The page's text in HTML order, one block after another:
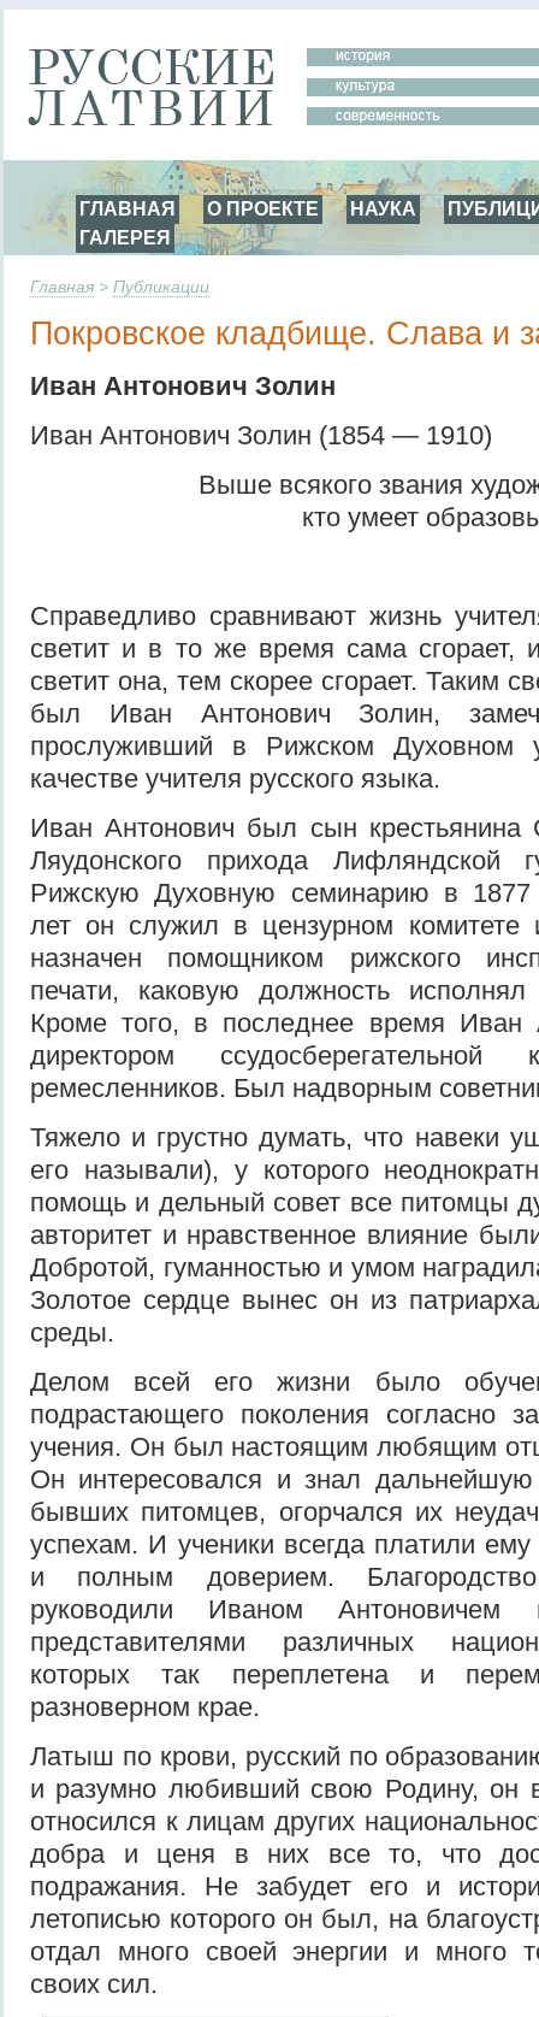
ГЛАВНАЯ О ПРОЕКТЕ НАУКА
ГАЛЕРЕЯ
Главная > Публикации
Покровское кладбище. Слава и
Иван Антонович Золин
Иван Антонович Золин (1854 — 1910)
Выше всякого звания
кто умеет
Справедливо сравнивают жизнь
светит и в то же время сама сгорает,
светит она, тем скорее сгорает. Таким
был Иван Антонович Золин,
прослуживший в Рижском
качестве учителя русского языка.
Иван Антонович был сын крестьянина
Ляудонского прихода Лифляндской
Рижскую Духовную семинарию в 1877
лет он служил в цензурном
назначен помощником рижского
печати, каковую должность
Кроме того, в последнее время Иван
директором
ремесленников. Был надворным
Тяжело и грустно думать, что навеки
его называли), у которого
помощь и дельный совет все питомцы
авторитет и нравственное влияние
Добротой, гуманностью и умом
Золотое сердце вынес он из
среды.
Делом всей его жизни было
подрастающего поколения согласно
учения. Он был настоящим любящим
Он интересовался и знал дальнейшую
бывших питомцев, огорчался их
успехам. И ученики всегда платили
и полным доверием.
руководили Иваном
представителями различных
которых так переплетена и
разноверном крае.
Латыш по крови, русский по
и разумно любивший свою Родину, он
относился к лицам других
добра и ценя в них все то, что
подражания. Не забудет его и
летописью которого он был, на
отдал много своей энергии и много
своих сил.